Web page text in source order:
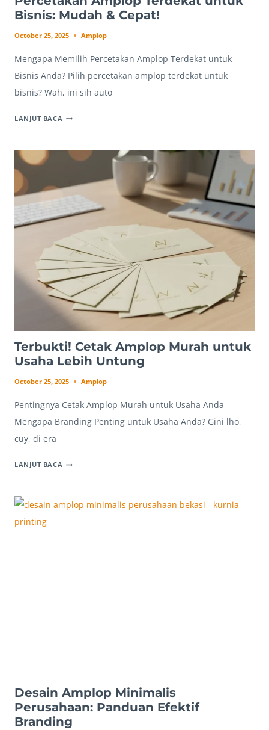
Bisnis: Mudah & Cepat!
October 25, 2025 Amplop
Mengapa Memilih Percetakan Amplop Terdekat untuk
Bisnis Anda? Pilih percetakan amplop terdekat untuk
bisnis? Wah, ini sih auto
LANJUT BACA PERCETAKAN
UNTUK
MUDAH
&
CEPAT!
Terbukti! Cetak Amplop Murah untuk
Usaha Lebih Untung
October 25, 2025 Amplop
Pentingnya Cetak Amplop Murah untuk Usaha Anda
Mengapa Branding Penting untuk Usaha Anda? Gini lho,
cuy, di era
LANJUT BACA TERBUKTI!
MURAH
Desain Amplop Minimalis
Perusahaan: Panduan Efektif
Branding